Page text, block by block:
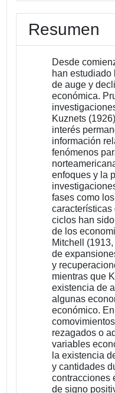
Resumen
Desde
han estudiado
de auge y
económica.
Kuznets
interés
información
fenómenos
enfoques y la
fases como
ciclos han
de los
Mitchell
de
y
mientras que
existencia de
algunas
económico.
rezagados o
variables
la existencia
y cantidades
contracciones
de signo